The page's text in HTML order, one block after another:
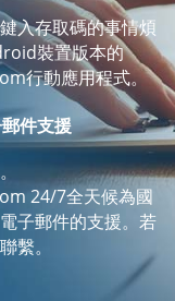
入存取碼的事情煩
裝置版本的
行動應用程式。
件支援
24/7全天候為國
子郵件的支援。若
繫。